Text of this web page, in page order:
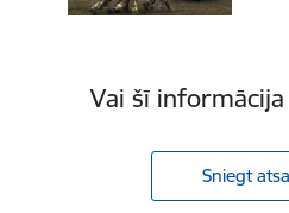
Vai šī
Sniegt